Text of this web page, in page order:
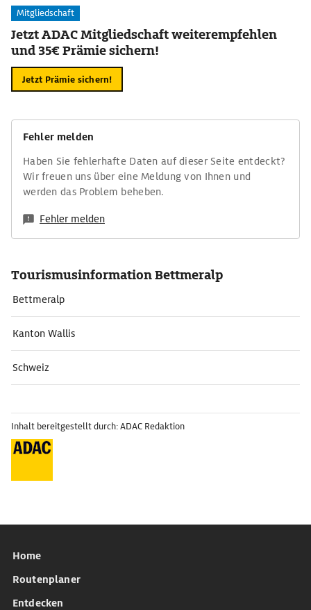
Mitgliedschaft
Jetzt ADAC Mitgliedschaft weiterempfehlen
und 35€ Prämie sichern!
Jetzt Prämie sichern!
Fehler melden
Haben Sie fehlerhafte Daten auf dieser Seite entdeckt?
Wir freuen uns über eine Meldung von Ihnen und
werden das Problem beheben.
Fehler melden
Tourismusinformation Bettmeralp
Bettmeralp
Kanton Wallis
Schweiz
Inhalt bereitgestellt durch: ADAC Redaktion
Home
Routenplaner
Entdecken